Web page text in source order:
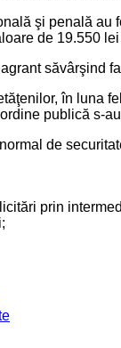
şi penală
de 19.550
săvârşind
în luna
publică s-
de
prin